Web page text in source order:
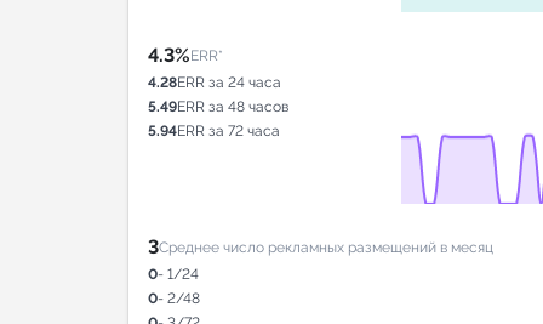
4.3%ERR*
4.28ERR за 24 часа
5.49ERR за 48 часов
5.94ERR за 72 часа
3Среднее число рекламных размещений в месяц
0- 1/24
0- 2/48